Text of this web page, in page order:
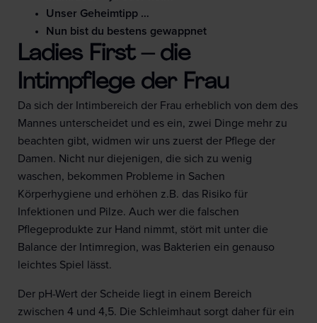
Unser Geheimtipp …
Nun bist du bestens gewappnet
Ladies First – die
Intimpflege der Frau
Da sich der Intimbereich der Frau erheblich von dem des
Mannes unterscheidet und es ein, zwei Dinge mehr zu
beachten gibt, widmen wir uns zuerst der Pflege der
Damen. Nicht nur diejenigen, die sich zu wenig
waschen, bekommen Probleme in Sachen
Körperhygiene und erhöhen z.B. das Risiko für
Infektionen und Pilze. Auch wer die falschen
Pflegeprodukte zur Hand nimmt, stört mit unter die
Balance der Intimregion, was Bakterien ein genauso
leichtes Spiel lässt.
Der pH-Wert der Scheide liegt in einem Bereich
zwischen 4 und 4,5. Die Schleimhaut sorgt daher für ein